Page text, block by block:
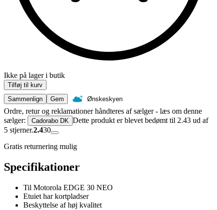
Ikke på lager i butik
Tilføj til kurv
Sammenlign
Gem Ønskeskyen
Ordre, retur og reklamationer håndteres af sælger - læs om denne
sælger:
Cadorabo DK Dette produkt er blevet bedømt til 2.43 ud af
5 stjerner.2.430
Gratis returnering mulig
Specifikationer
Til Motorola EDGE 30 NEO
Etuiet har kortpladser
Beskyttelse af høj kvalitet